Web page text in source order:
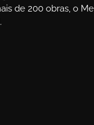
de 200 obras, o